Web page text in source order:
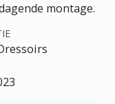
montage.